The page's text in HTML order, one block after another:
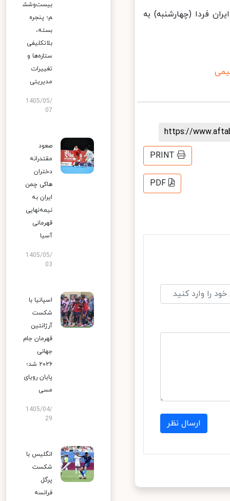
ایران فردا (چهارشنبه) به
https://
PRINT
PDF
ارسال نظر
بیست‌وشش
م؛ پنجره
بسته،
بلاتکلیفی
ستاره‌ها و
تغییرات
مدیریتی
1405/05/
07
صعود
مقتدرانه
دختران
هاکی چمن
ایران به
نیمه‌نهایی
قهرمانی
آسیا
1405/05/
03
اسپانیا با
شکست
آرژانتین
قهرمان جام
جهانی
۲۰۲۶ شد؛
پایان رویای
مسی
1405/04/
29
انگلیس با
شکست
پرگل
فرانسه